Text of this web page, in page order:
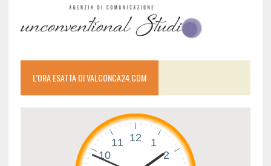
L’ORA ESATTA DI VALCONCA24.COM